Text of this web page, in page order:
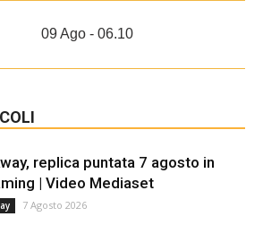
09 Ago - 06.10
replica puntata 7 agosto in
| Video Mediaset
7 Agosto 2026